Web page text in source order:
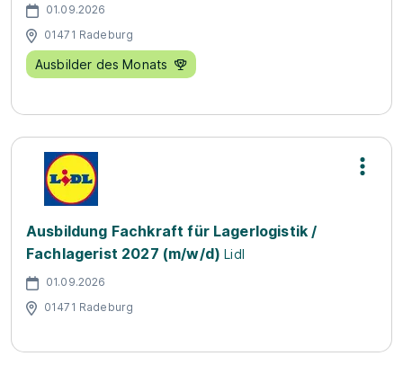
01.09.2026
01471 Radeburg
Ausbilder des Monats
Ausbildung Fachkraft für Lagerlogistik /
Fachlagerist 2027 (m/w/d) Lidl
01.09.2026
01471 Radeburg